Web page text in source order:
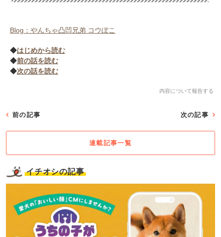
Blog：やんちゃ凸凹兄弟 コウぽこ
◆はじめから読む
◆前の話を読む
◆次の話を読む
内容について報告する
前の記事 次の記事
連載記事一覧
イチオシの記事